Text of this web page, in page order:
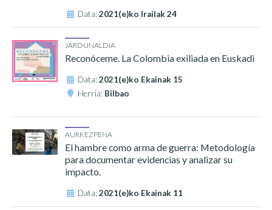
Data:2021(e)ko Irailak 24
JARDUNALDIA
Reconóceme. La Colombia exiliada en Euskadi
Data:2021(e)ko Ekainak 15
Herria: Bilbao
AURKEZPENA
El hambre como arma de guerra: Metodología
para documentar evidencias y analizar su
impacto.
Data:2021(e)ko Ekainak 11